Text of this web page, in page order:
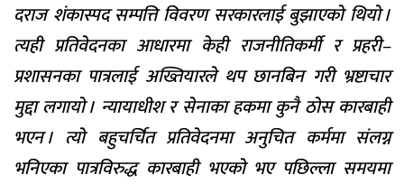
दराज शंकास्पद सम्पत्ति विवरण सरकारलाई बुझाएको थियो ।
त्यही प्रतिवेदनका आधारमा केही राजनीतिकर्मी र प्रहरी–
प्रशासनका पात्रलाई अख्तियारले थप छानबिन गरी भ्रष्टाचार
मुद्दा लगायो । न्यायाधीश र सेनाका हकमा कुनै ठोस कारबाही
भएन । त्यो बहुचर्चित प्रतिवेदनमा अनुचित कर्ममा संलग्न
भनिएका पात्रविरुद्ध कारबाही भएको भए पछिल्ला समयमा